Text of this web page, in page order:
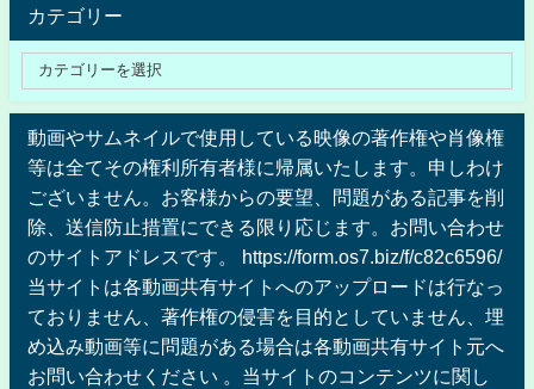
カテゴリー
動画やサムネイルで使用している映像の著作権や肖像権
等は全てその権利所有者様に帰属いたします。申しわけ
ございません。お客様からの要望、問題がある記事を削
除、送信防止措置にできる限り応じます。お問い合わせ
のサイトアドレスです。 https://form.os7.biz/f/c82c6596/
当サイトは各動画共有サイトへのアップロードは行なっ
ておりません、著作権の侵害を目的としていません、埋
め込み動画等に問題がある場合は各動画共有サイト元へ
お問い合わせください 。当サイトのコンテンツに関し